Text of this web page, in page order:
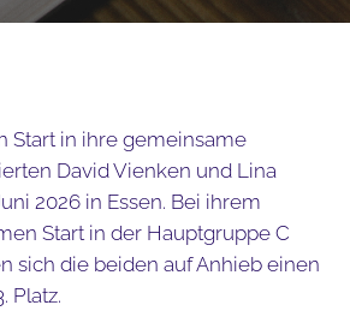
Start in ihre gemeinsame
David Vienken und Lina
2026 in Essen. Bei ihrem
Start in der Hauptgruppe C
sich die beiden auf Anhieb einen
Platz.